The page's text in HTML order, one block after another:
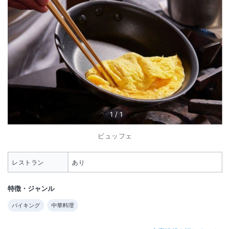
1 /1
ビュッフェ
レストラン あり
特徴・ジャンル
バイキング 中華料理